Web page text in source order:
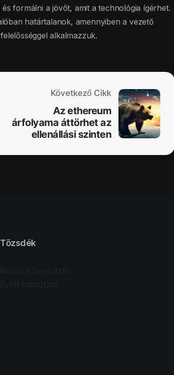
formálni a jövőt, amit a technológia ígérhet.
határtalanok, amennyiben a vezető
alkalmazzuk.
Következő Cikk
Az ethereum
árfolyama áttörhet az
ellenállási szinten
Tőzsdék